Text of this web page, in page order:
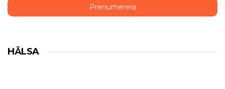
HÄLSA